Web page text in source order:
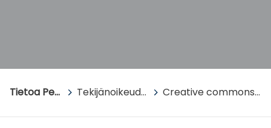
Tietoa Peda.netistä > Tekijänoikeudet ja lisenssit Creative commons (CC BY)